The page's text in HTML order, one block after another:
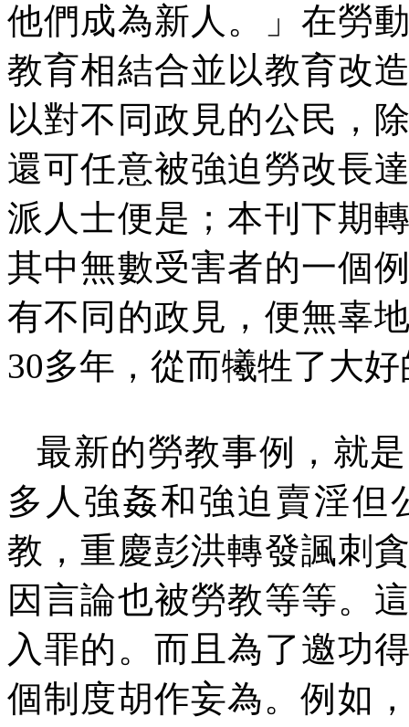
他們成為新人。」在勞
教育相結合並以教育改
以對不同政見的公民，
還可任意被強迫勞改長
派人士便是；本刊下期
其中無數受害者的一個
有不同的政見，便無辜
30多年，從而犧牲了大
最新的勞教事例，就
多人強姦和強迫賣淫但
教，重慶彭洪轉發諷刺
因言論也被勞教等等。
入罪的。而且為了邀功
個制度胡作妄為。例如